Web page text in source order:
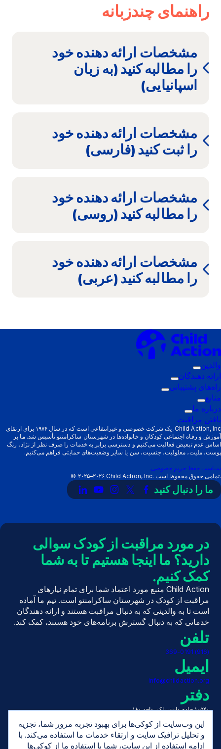
این وب‌سایت از کوکی‌ها برای بهبود تجربه مرور شما، تجزیه
و تحلیل ترافیک سایت و ارتقاء خدمات ما استفاده می‌کند. با
ادامه استفاده از این سایت، شما با استفاده ما از کوکی‌ها
راهنمای چندزبانه
مشخصات ارائه دهنده خود
را مطالبه کنید (به زبان
اسپانیایی)
مشخصات ارائه دهنده خود
را ثبت کنید (فارسی)
مشخصات ارائه دهنده خود
را مطالبه کنید (روسی)
مشخصات ارائه دهنده خود
را مطالبه کنید (عربی)
والدین
زیرمنوی
فعال‌سازی:
والدین
ارائه دهندگان
زیرمنوی
فعال‌سازی:
راه‌های پشتیبانی
زیرمنوی
پشتیبانی
منابع
زیرمنوی
فعال‌سازی:
منابع
درباره ما
زیرمنوی
فعال‌سازی:
درباره
ما
یافتن مراقبت
Child Action, Inc. یک شرکت خصوصی و غیرانتفاعی است که در سال ۱۹۷۶ برای ارتقای
آموزش و رفاه اجتماعی کودکان و خانواده‌ها در شهرستان ساکرامنتو تأسیس شد. ما بر
اساس عدم تبعیض فعالیت می‌کنیم و دسترسی برابر به خدمات را صرف نظر از نژاد، رنگ
پوست، ملیت، معلولیت، جنسیت، سن یا سایر وضعیت‌های حمایتی فراهم می‌کنیم.
سیاست حفظ حریم خصوصی
© ۲۰۲۵–۲۰۲۶ Child Action, Inc. تمامی حقوق محفوظ است.
ما را دنبال کنید پیوند
به
لینک
به
(توییتر)
لینک
به
لینک
به
لینک
به
در مورد مراقبت از کودک سوالی
دارید؟ ما اینجا هستیم تا به شما
کمک کنیم.
Child Action منبع مورد اعتماد شما برای تمام نیازهای
مراقبت از کودک در شهرستان ساکرامنتو است. تیم ما آماده
است تا به والدینی که به دنبال مراقبت هستند و ارائه دهندگان
خدماتی که به دنبال گسترش برنامه‌های خود هستند، کمک کند.
تلفن
(916) 369-0191
ایمیل
info@childaction.org
دفتر
۱۰۵۴۰ جاده وایت راک، واحد ۱۸۰
ساعت‌ها
دوشنبه تا جمعه، ۷:۳۰ صبح تا ۵:۰۰ بعد از ظهر